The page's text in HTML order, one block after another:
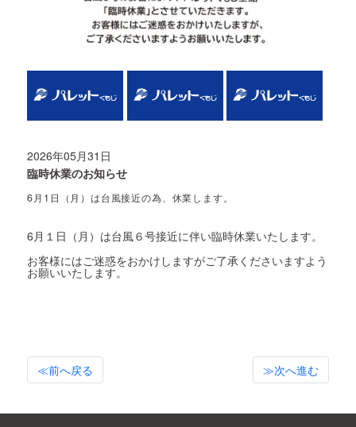
企業情報 パレット広報部
臨時休業のお知らせ
2026年05月31日
6月1日（月）は台風接近の為、休業します。
6月１日（月）は台風６号接近に伴い臨時休業いたします。
お客様にはご迷惑をおかけしますがご了承くださいますよう
お願いいたします。
≪前へ戻る ≫次へ進む